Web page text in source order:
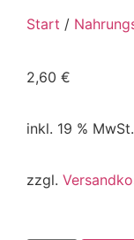
Start /
2,60 €
inkl. 19 % MwSt.
zzgl.